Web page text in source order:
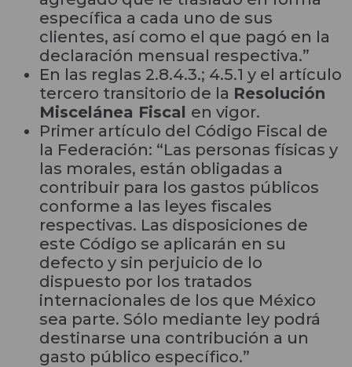
específica a cada uno de sus
clientes, así como el que pagó en la
declaración mensual respectiva.”
En las reglas 2.8.4.3.; 4.5.1 y el artículo
tercero transitorio de la Resolución
Miscelánea Fiscal en vigor.
Primer artículo del Código Fiscal de
la Federación: “Las personas físicas y
las morales, están obligadas a
contribuir para los gastos públicos
conforme a las leyes fiscales
respectivas. Las disposiciones de
este Código se aplicarán en su
defecto y sin perjuicio de lo
dispuesto por los tratados
internacionales de los que México
sea parte. Sólo mediante ley podrá
destinarse una contribución a un
gasto público específico.”